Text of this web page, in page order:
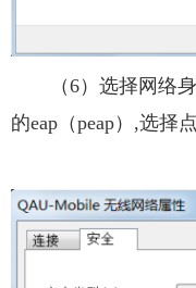
（6）选择网络身
的eap（peap）,选择